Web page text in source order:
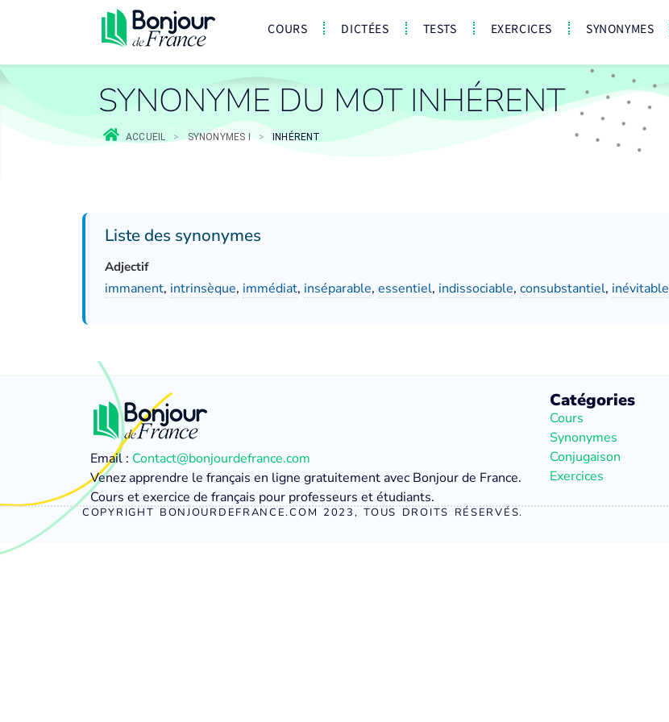
COURS DICTÉES TESTS EXERCICES SYNONYMES
SYNONYME DU MOT INHÉRENT
ACCUEIL > SYNONYMES I > INHÉRENT
Liste des synonymes
Adjectif
immanent, intrinsèque, immédiat, inséparable, essentiel, indissociable, consubstantiel, inévitable
Email : Contact@bonjourdefrance.com
Venez apprendre le français en ligne gratuitement avec Bonjour de France.
Cours et exercice de français pour professeurs et étudiants.
Catégories
Cours
Synonymes
Conjugaison
Exercices
COPYRIGHT BONJOURDEFRANCE.COM 2023, TOUS DROITS RÉSERVÉS.